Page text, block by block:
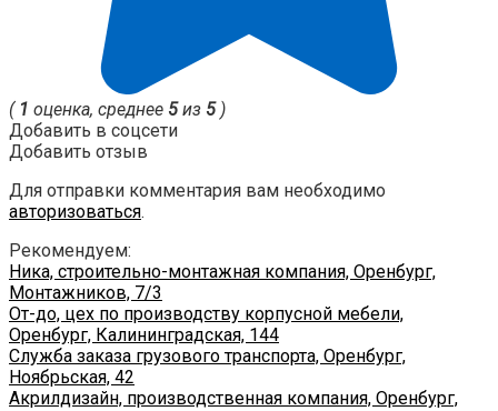
( 1 оценка, среднее 5из 5)
Добавить в соцсети
Добавить отзыв
Для отправки комментария вам необходимо
авторизоваться.
Рекомендуем:
Ника, строительно-монтажная компания, Оренбург,
Монтажников, 7/3
От-до, цех по производству корпусной мебели,
Оренбург, Калининградская, 144
Служба заказа грузового транспорта, Оренбург,
Ноябрьская, 42
Акрилдизайн, производственная компания, Оренбург,